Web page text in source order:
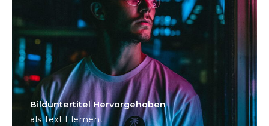
Bild­unter­titel Hervorgehoben
als Text Element